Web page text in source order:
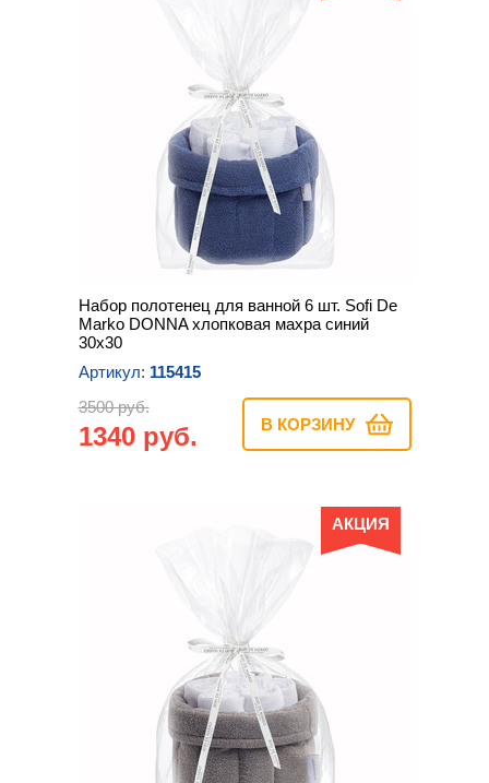
Набор полотенец для ванной 6 шт. Sofi De
Marko DONNA хлопковая махра синий
30х30
Артикул: 115415
3500 руб.
1340 руб. В КОРЗИНУ
АКЦИЯ